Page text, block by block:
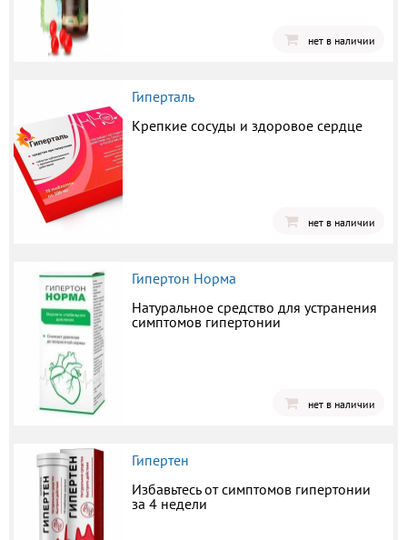
нет в наличии
Гиперталь
Крепкие сосуды и здоровое сердце
нет в наличии
Гипертон Норма
Натуральное средство для устранения
симптомов гипертонии
нет в наличии
Гипертен
Избавьтесь от симптомов гипертонии
за 4 недели